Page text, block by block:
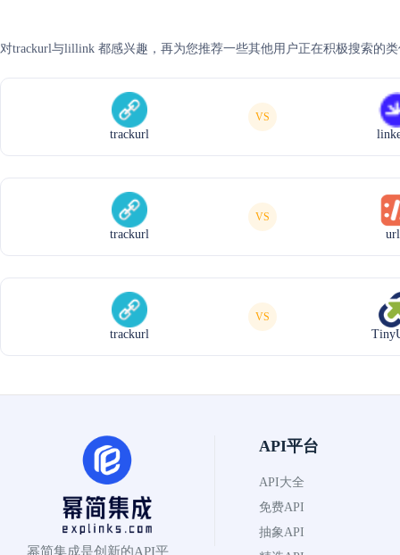
对trackurl与lillink 都感兴趣，再为您推荐一些其他用户正在积极搜索的
trackurl
VS
trackurl
VS
trackurl
VS
幂简集成是创新的API平
API平台
API大全
免费API
抽象API